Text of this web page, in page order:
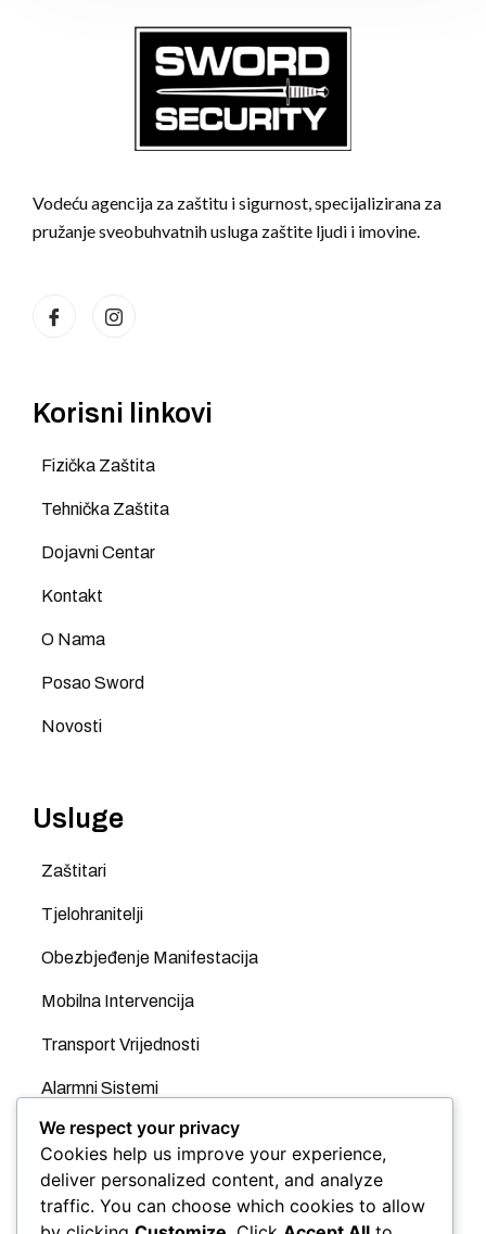
Vodeću agencija za zaštitu i sigurnost, specijalizirana za
pružanje sveobuhvatnih usluga zaštite ljudi i imovine.
Korisni linkovi
Fizička Zaštita
Tehnička Zaštita
Dojavni Centar
Kontakt
O Nama
Posao Sword
Novosti
Usluge
Zaštitari
Tjelohranitelji
Obezbjeđenje Manifestacija
Mobilna Intervencija
Transport Vrijednosti
Alarmni Sistemi
Videonadzor
GPS
Evidencija Radnog Vremena
We respect your privacy
Cookies help us improve your experience,
deliver personalized content, and analyze
traffic. You can choose which cookies to allow